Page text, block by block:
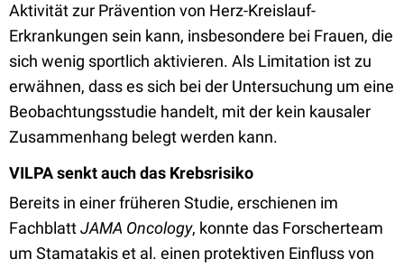
Aktivität zur Prävention von Herz-Kreislauf-
Erkrankungen sein kann, insbesondere bei Frauen, die
sich wenig sportlich aktivieren. Als Limitation ist zu
erwähnen, dass es sich bei der Untersuchung um eine
Beobachtungsstudie handelt, mit der kein kausaler
Zusammenhang belegt werden kann.
VILPA senkt auch das Krebsrisiko
Bereits in einer früheren Studie, erschienen im
FachblattJAMA Oncology, konnte das Forscherteam
um Stamatakis et al. einen protektiven Einfluss von